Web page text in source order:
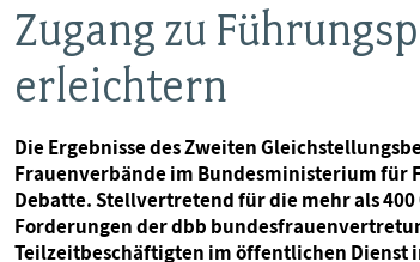
Zugang zu
erleichtern
Die Ergebnisse des Zweiten
Frauenverbände im Bundesministerium für
Debatte. Stellvertretend für die mehr als
Forderungen der dbb
Teilzeitbeschäftigten im öffentlichen Dienst